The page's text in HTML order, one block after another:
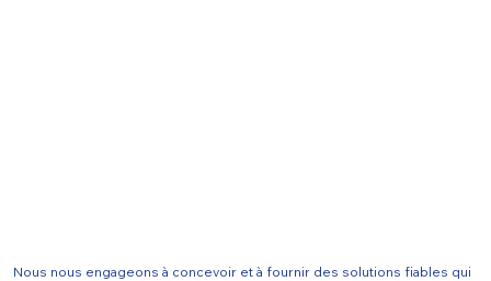
Nous nous engageons à concevoir et à fournir des solutions fiables qui